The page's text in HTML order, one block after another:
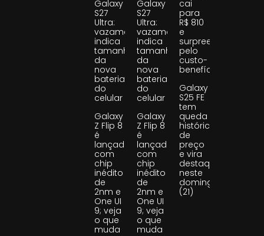
Galaxy
S27
Ultra:
vazamento
indica
tamanho
da
nova
bateria
do
celular
Galaxy
Z Flip 8
é
lançado
com
chip
inédito
de
2nm e
One UI
9; veja
o que
muda
Galaxy
S27
Ultra:
vazamento
indica
tamanho
da
nova
bateria
do
celular
Galaxy
Z Flip 8
é
lançado
com
chip
inédito
de
2nm e
One UI
9; veja
o que
muda
cai
para
R$ 810
e
surpreende
pelo
custo-
benefício
Galaxy
S25 FE
tem
queda
histórica
de
preço
e vira
destaque
neste
domingo
(21)